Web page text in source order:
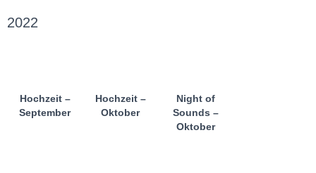
2022
Hochzeit –
September
Hochzeit –
Oktober
Night of
Sounds –
Oktober